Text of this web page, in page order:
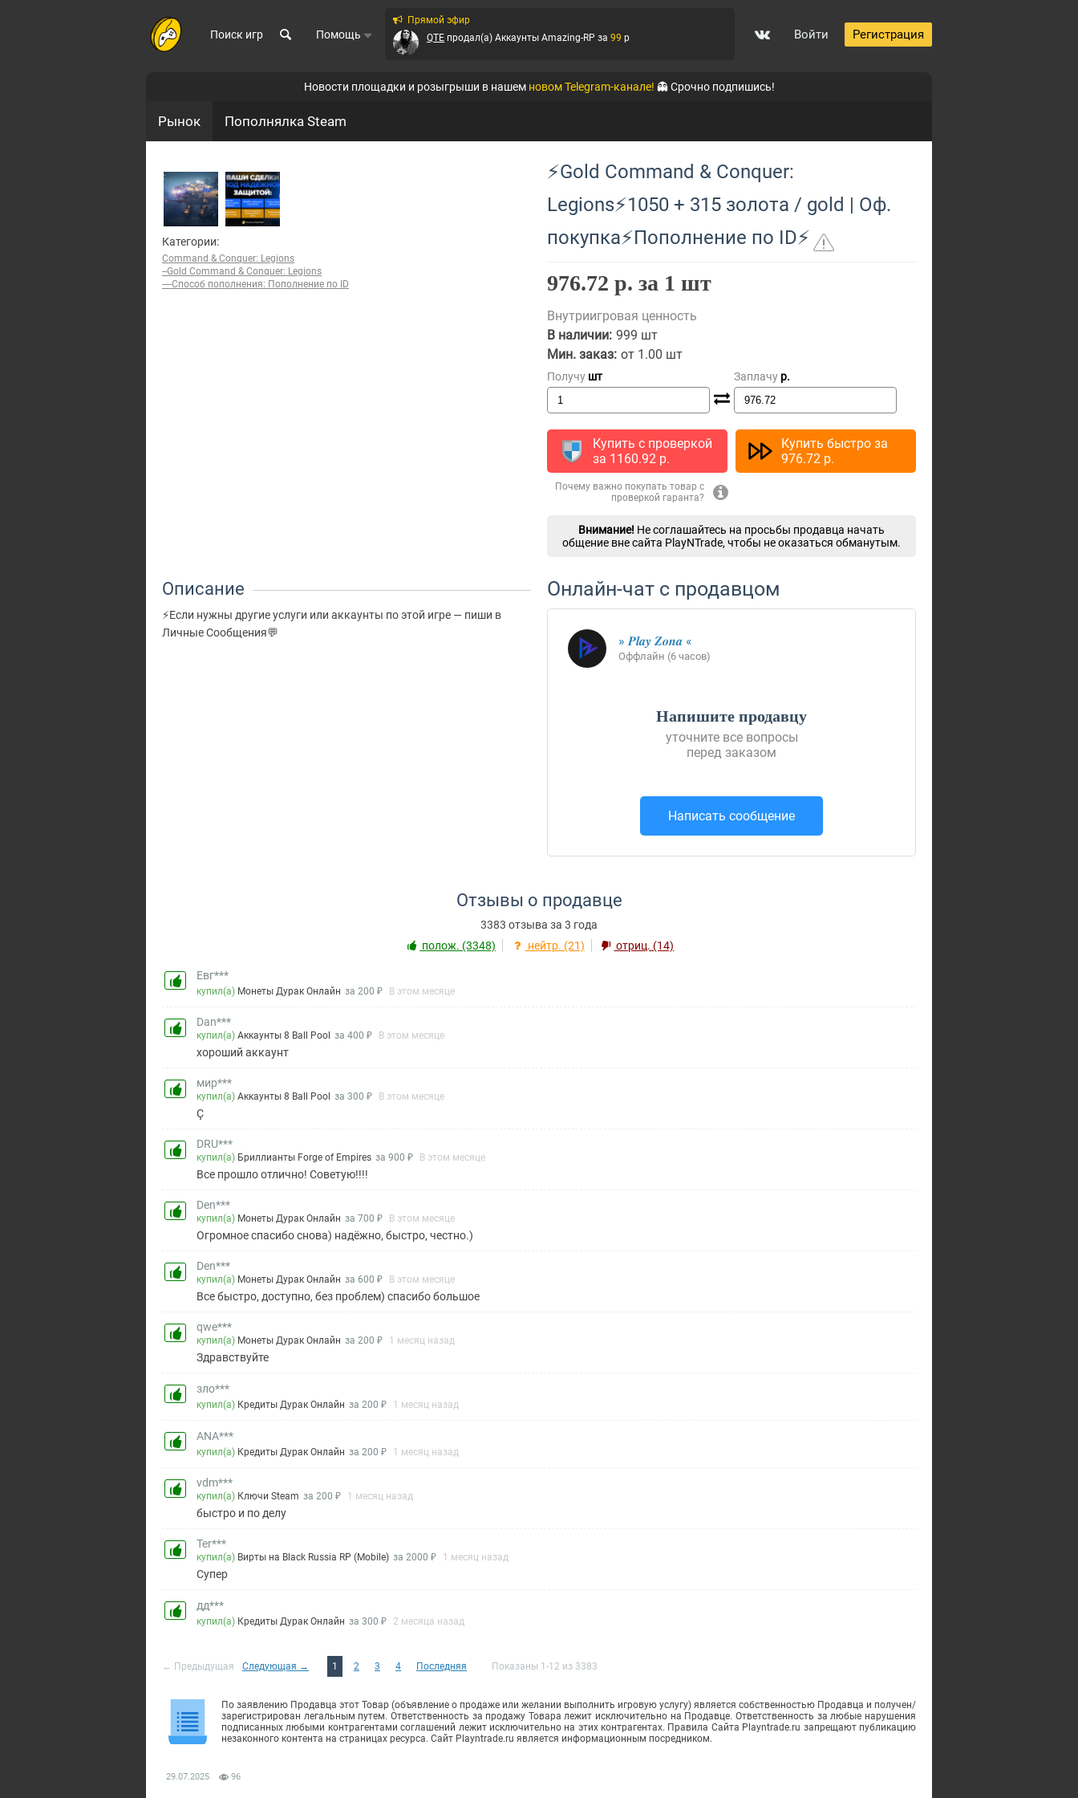
Поиск игр Помощь
Прямой эфир
QTE продал(а) Аккаунты Amazing-RP за 99 p
QTEпродал(а)Аккаунты Evolve-RPза155p
Аккаунты Online RP (Mobile)за99 p
Аккаунты Arizona-RP за33 p
Аккаунты Black Russia RP (Mobi... за 77p
Аккаунты Black Russia RP (Mobi...
Войти Регистрация
Новости площадки и розыгрыши в нашем новом Telegram-канале! 👻 Срочно подпишись!
Рынок Пополнялка Steam
Категории:
Command & Conquer: Legions
--Gold Command & Conquer: Legions
----Способ пополнения: Пополнение по ID
⚡Gold Command & Conquer:
Legions⚡1050 + 315 золота / gold | Оф.
покупка⚡Пополнение по ID⚡
976.72 р. за 1 шт
Внутриигровая ценность
В наличии: 999 шт
Мин. заказ: от 1.00 шт
Получу шт Заплачу p.
Купить с проверкой
за 1160.92 p.
Купить быстро за
976.72 p.
Почему важно покупать товар с
проверкой гаранта?
Внимание! Не соглашайтесь на просьбы продавца начать
общение вне сайта PlayNTrade, чтобы не оказаться обманутым.
Описание
⚡Если нужны другие услуги или аккаунты по этой игре — пиши в
Личные Сообщения💬
Онлайн-чат с продавцом
» 𝑷𝒍𝒂𝒚 𝒁𝒐𝒏𝒂 «
Оффлайн (6 часов)
Напишите продавцу
уточните все вопросы
перед заказом
Написать сообщение
Отзывы о продавце
3383 отзыва за 3 года
полож. (3348)
нейтр. (21) отриц. (14)
Евг***
купил(а) Монеты Дурак Онлайн за 200 ₽ В этом месяце
Dan***
купил(а)Аккаунты 8 Ball Pool за 400 ₽ В этом месяце
хороший аккаунт
мир***
купил(а)Аккаунты 8 Ball Pool за 300 ₽ В этом месяце
Ç
DRU***
купил(а) Бриллианты Forge of Empires за 900 ₽ В этом месяце
Все прошло отлично! Советую!!!!
Den***
купил(а) Монеты Дурак Онлайн за 700 ₽ В этом месяце
Огромное спасибо снова) надёжно, быстро, честно.)
Den***
купил(а) Монеты Дурак Онлайн за 600 ₽ В этом месяце
Все быстро, доступно, без проблем) спасибо большое
qwe***
купил(а) Монеты Дурак Онлайн за 200 ₽ 1 месяц назад
Здравствуйте
зло***
купил(а) Кредиты Дурак Онлайн за 200 ₽ 1 месяц назад
ANA***
купил(а) Кредиты Дурак Онлайн за 200 ₽ 1 месяц назад
vdm***
купил(а) Ключи Steam за 200 ₽ 1 месяц назад
быстро и по делу
Ter***
купил(а) Вирты на Black Russia RP (Mobile) за 2000 ₽ 1 месяц назад
Супер
дд***
купил(а) Кредиты Дурак Онлайн за 300 ₽ 2 месяца назад
← Предыдущая Следующая → 1 2 3 4 Последняя Показаны 1-12 из 3383
По заявлению Продавца этот Товар (объявление о продаже или желании выполнить игровую услугу) является собственностью Продавца и получен/
зарегистрирован легальным путем. Ответственность за продажу Товара лежит исключительно на Продавце. Ответственность за любые нарушения
подписанных любыми контрагентами соглашений лежит исключительно на этих контрагентах. Правила Сайта Playntrade.ru запрещают публикацию
незаконного контента на страницах ресурса. Сайт Playntrade.ru является информационным посредником.
29.07.2025 96